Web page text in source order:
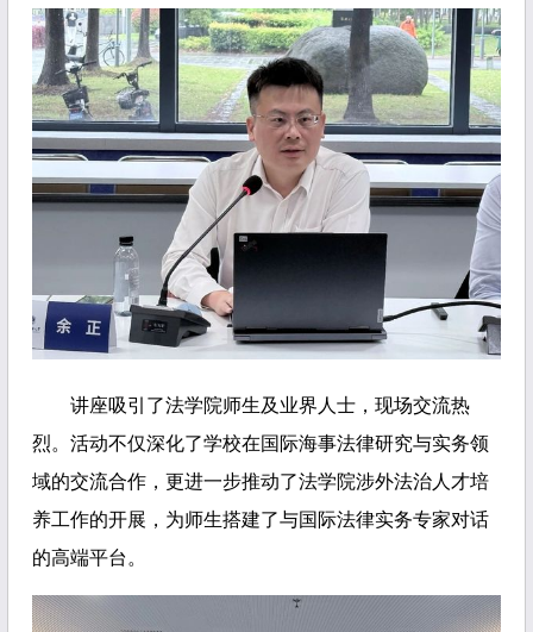
讲座吸引了法学院师生及业界人士，现场交流热
烈。活动不仅深化了学校在国际海事法律研究与实务领
域的交流合作，更进一步推动了法学院涉外法治人才培
养工作的开展，为师生搭建了与国际法律实务专家对话
的高端平台。